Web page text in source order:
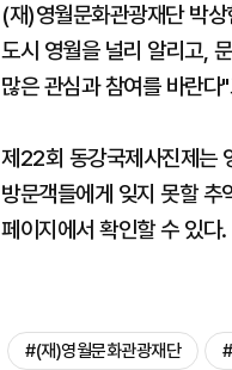
(재)영월문화관광재단 박
도시 영월을 널리 알리고,
많은 관심과 참여를 바란다
제22회 동강국제사진제는
방문객들에게 잊지 못할 추
페이지에서 확인할 수 있다.
#(재)영월문화관광재단